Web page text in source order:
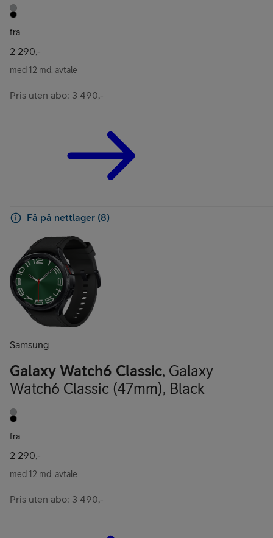
fra
2 290,-
med 12 md. avtale
Pris uten abo: 3 490,-
Få på nettlager (8)
Samsung
Galaxy Watch6 Classic, Galaxy
Watch6 Classic (47mm), Black
fra
2 290,-
med 12 md. avtale
Pris uten abo: 3 490,-